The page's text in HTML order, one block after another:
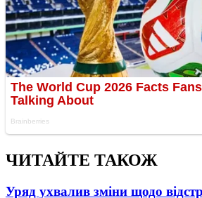
ЧИТАЙТЕ ТАКОЖ
Уряд ухвалив зміни щодо